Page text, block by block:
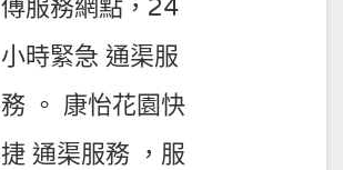
傅服務網點，24
小時緊急 通渠服
務 。 康怡花園快
捷 通渠服務 ，服